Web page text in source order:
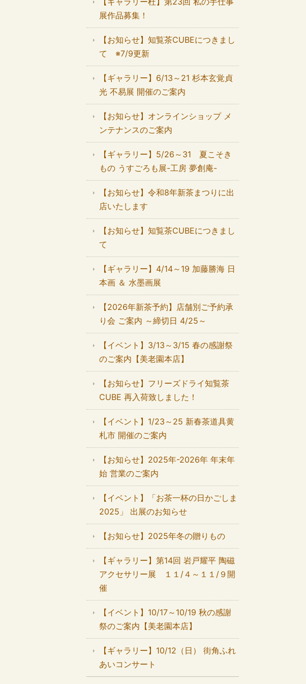
展作品募集！
【お知らせ】知覧茶CUBEにつきまし
て ※7/9更新
【ギャラリー】6/13～21 杉本玄覚貞
光 不易展 開催のご案内
【お知らせ】オンラインショップ メ
ンテナンスのご案内
【ギャラリー】5/26～31 夏こそき
もの うすごろも展-工房 夢創庵-
【お知らせ】令和8年新茶まつりに出
店いたします
【お知らせ】知覧茶CUBEにつきまし
て
【ギャラリー】4/14～19 加藤勝海 日
本画 ＆ 水墨画展
【2026年新茶予約】店舗別ご予約承
り会 ご案内 ～締切日 4/25～
【イベント】3/13～3/15 春の感謝祭
のご案内【美老園本店】
【お知らせ】フリーズドライ知覧茶
CUBE 再入荷致しました！
【イベント】1/23～25 新春茶道具黄
札市 開催のご案内
【お知らせ】2025年-2026年 年末年
始 営業のご案内
【イベント】「お茶一杯の日かごしま
2025」 出展のお知らせ
【お知らせ】2025年冬の贈りもの
【ギャラリー】第14回 岩戸耀平 陶磁
アクセサリー展 １１/４～１１/９開
催
【イベント】10/17～10/19 秋の感謝
祭のご案内【美老園本店】
【ギャラリー】10/12（日） 街角ふれ
あいコンサート